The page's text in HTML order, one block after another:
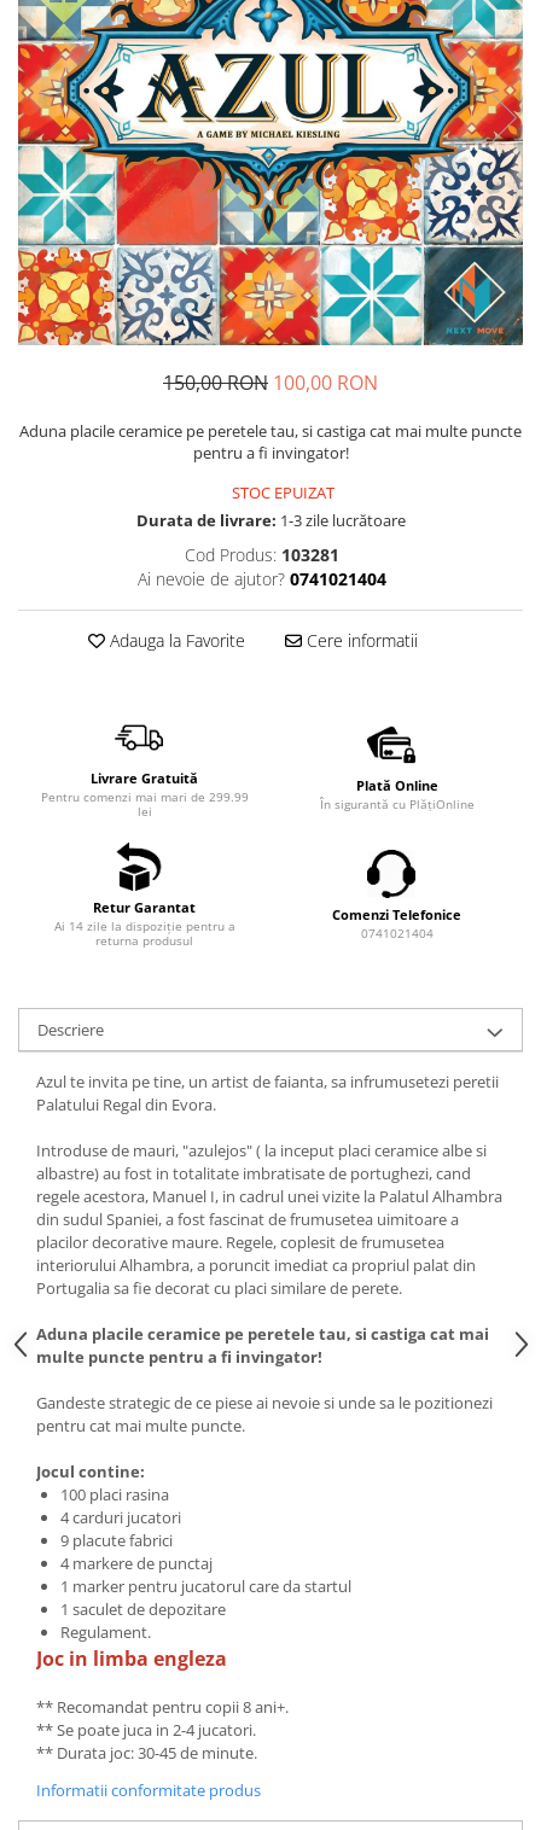
Usborne
150,00 RON 100,00 RON
Aduna placile ceramice pe peretele tau, si castiga cat mai multe puncte
pentru a fi invingator!
STOC EPUIZAT
Durata de livrare: 1-3 zile lucrătoare
Cod Produs: 103281
Ai nevoie de ajutor? 0741021404
Adauga la Favorite Cere informatii
Livrare Gratuită
Pentru comenzi mai mari de 299.99
lei
Plată Online
În sigurantă cu PlățiOnline
Retur Garantat
Ai 14 zile la dispoziție pentru a
returna produsul
Comenzi Telefonice
0741021404
Descriere
Azul te invita pe tine, un artist de faianta, sa infrumusetezi peretii
Palatului Regal din Evora.
Introduse de mauri, "azulejos" ( la inceput placi ceramice albe si
albastre) au fost in totalitate imbratisate de portughezi, cand
regele acestora, Manuel I, in cadrul unei vizite la Palatul Alhambra
din sudul Spaniei, a fost fascinat de frumusetea uimitoare a
placilor decorative maure. Regele, coplesit de frumusetea
interiorului Alhambra, a poruncit imediat ca propriul palat din
Portugalia sa fie decorat cu placi similare de perete.
Aduna placile ceramice pe peretele tau, si castiga cat mai
multe puncte pentru a fi invingator!
Gandeste strategic de ce piese ai nevoie si unde sa le pozitionezi
pentru cat mai multe puncte.
Jocul contine:
100 placi rasina
4 carduri jucatori
9 placute fabrici
4 markere de punctaj
1 marker pentru jucatorul care da startul
1 saculet de depozitare
Regulament.
Joc in limba engleza
** Recomandat pentru copii 8 ani+.
** Se poate juca in 2-4 jucatori.
** Durata joc: 30-45 de minute.
Informatii conformitate produs